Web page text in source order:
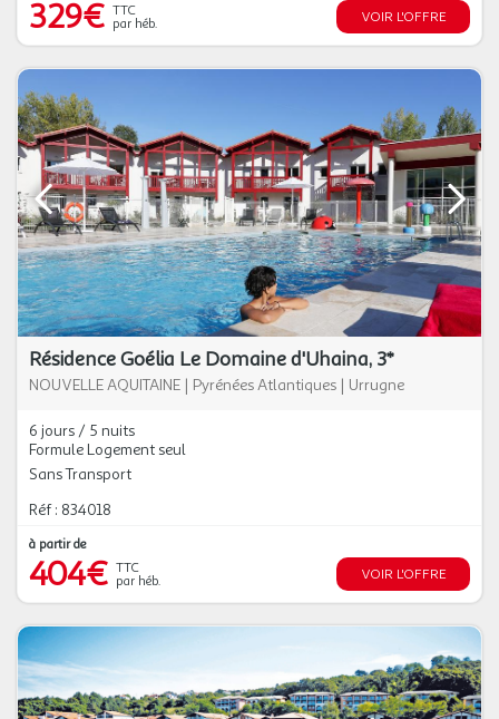
329€ TTC
par héb.
VOIR L'OFFRE
Résidence Goélia Le Domaine d'Uhaina, 3*
NOUVELLE AQUITAINE | Pyrénées Atlantiques | Urrugne
6 jours / 5 nuits
Formule Logement seul
Sans Transport
Réf : 834018
à partir de
404€ TTC
par héb.
VOIR L'OFFRE